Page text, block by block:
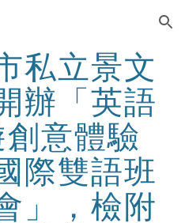
Skip to navigation
私立景文
辦「英語
意體驗
際雙語班
」，檢附